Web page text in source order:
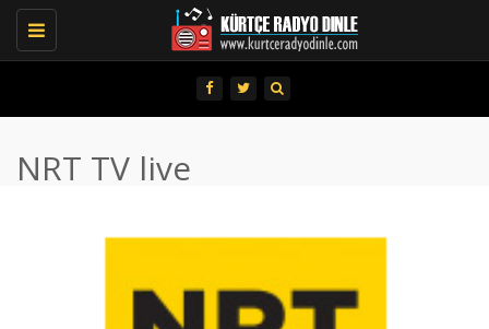
Toggle
navigation
NRT TV live